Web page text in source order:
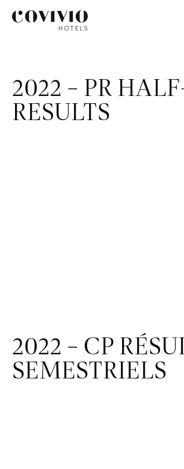
Covivio Hotels
2022 – PR
RESULTS
2022 – CP
SEMESTRIELS